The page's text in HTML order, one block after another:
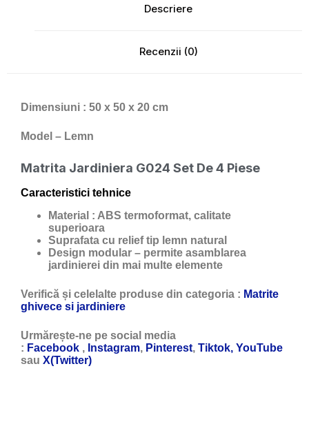
Descriere
Recenzii (0)
Dimensiuni : 50 x 50 x 20 cm
Model – Lemn
Matrita Jardiniera G024 Set De 4 Piese
Caracteristici tehnice
Material : ABS termoformat, calitate
superioara
Suprafata cu relief tip lemn natural
Design modular – permite asamblarea
jardinierei din mai multe elemente
Verifică și celelalte produse din categoria : Matrite
ghivece si jardiniere
Urmărește-ne pe social media
: Facebook , Instagram, Pinterest, Tiktok, YouTube
sau X(Twitter)